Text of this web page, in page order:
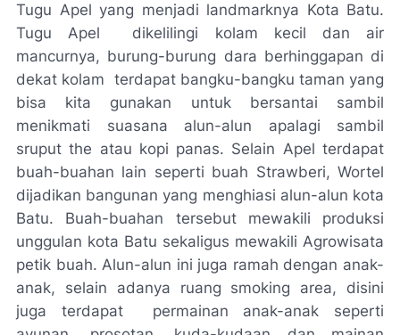
Tugu Apel yang menjadi landmarknya Kota Batu.
Tugu Apel dikelilingi kolam kecil dan air
mancurnya, burung-burung dara berhinggapan di
dekat kolam terdapat bangku-bangku taman yang
bisa kita gunakan untuk bersantai sambil
menikmati suasana alun-alun apalagi sambil
sruput the atau kopi panas. Selain Apel terdapat
buah-buahan lain seperti buah Strawberi, Wortel
dijadikan bangunan yang menghiasi alun-alun kota
Batu. Buah-buahan tersebut mewakili produksi
unggulan kota Batu sekaligus mewakili Agrowisata
petik buah. Alun-alun ini juga ramah dengan anak-
anak, selain adanya ruang smoking area, disini
juga terdapat permainan anak-anak seperti